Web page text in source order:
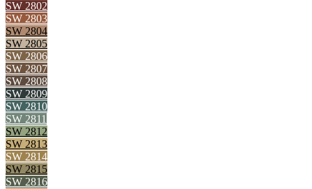
SW 2802
SW 2803
SW 2804
SW 2805
SW 2806
SW 2807
SW 2808
SW 2809
SW 2810
SW 2811
SW 2812
SW 2813
SW 2814
SW 2815
SW 2816